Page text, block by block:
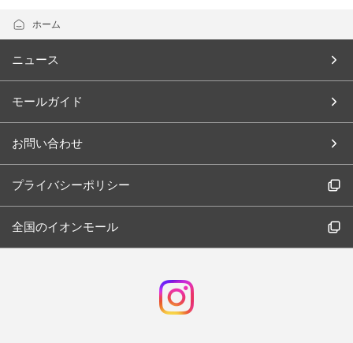
ホーム
ニュース
モールガイド
お問い合わせ
プライバシーポリシー
全国のイオンモール